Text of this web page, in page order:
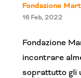
Fondazione
16 Feb, 2022
Fondazione
incontrare
soprattutto gli